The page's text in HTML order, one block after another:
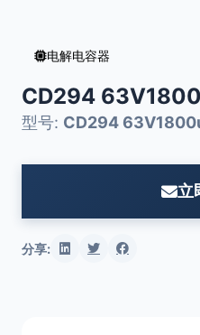
电解电容器
CD294
型号: CD294
立
分享: